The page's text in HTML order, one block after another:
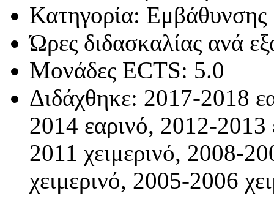
Κατηγορία: Εμβάθυνσης
Ώρες διδασκαλίας ανά
Μονάδες ECTS: 5.0
Διδάχθηκε: 2017-2018
2014 εαρινό, 2012-
2011 χειμερινό, 2008-
χειμερινό, 2005-2006